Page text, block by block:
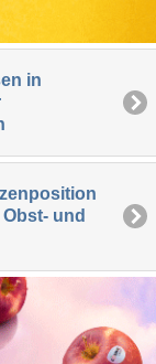
in
und